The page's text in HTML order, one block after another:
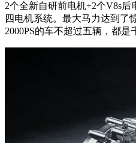
2个全新自研前电机+2个V8s
四电机系统。最大马力达到了
2000PS的车不超过五辆，都是